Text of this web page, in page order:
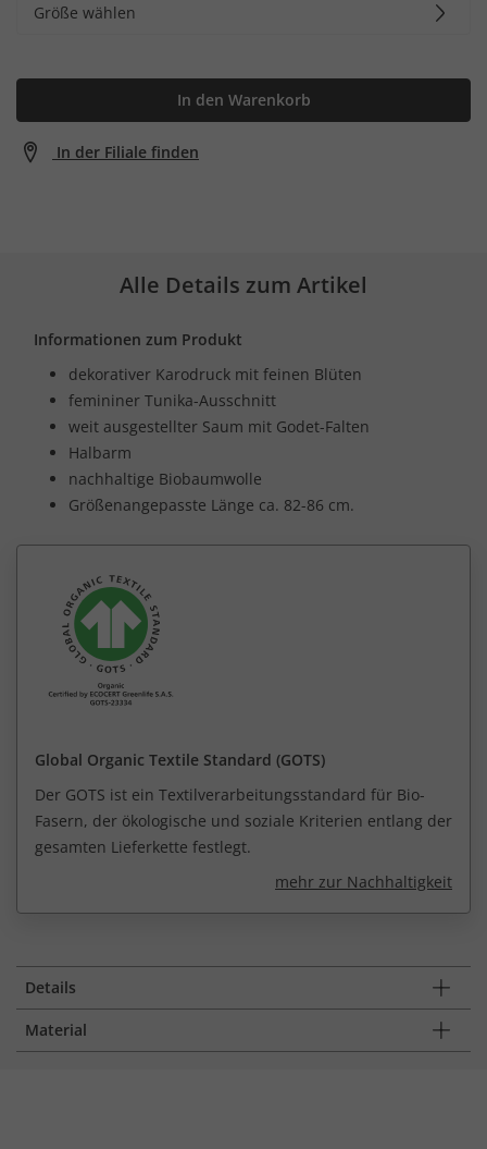
Größe wählen
In den Warenkorb
In der Filiale finden
Alle Details zum Artikel
Informationen zum Produkt
dekorativer Karodruck mit feinen Blüten
femininer Tunika-Ausschnitt
weit ausgestellter Saum mit Godet-Falten
Halbarm
nachhaltige Biobaumwolle
Größenangepasste Länge ca. 82-86 cm.
Global Organic Textile Standard (GOTS)
Der GOTS ist ein Textilverarbeitungsstandard für Bio-
Fasern, der ökologische und soziale Kriterien entlang der
gesamten Lieferkette festlegt.
mehr zur Nachhaltigkeit
Details
Material